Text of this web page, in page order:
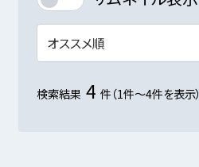
検索結果 4 件（1件～4件を表示）